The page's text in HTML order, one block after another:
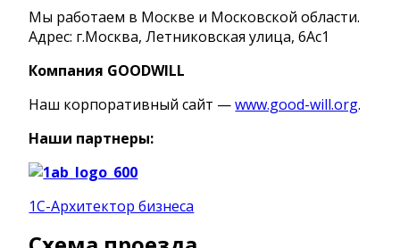
Мы работаем в Москве и Московской области.
Адрес: г.Москва, Летниковская улица, 6Ас1
Компания GOODWILL
Наш корпоративный сайт —www.good-will.org.
Наши партнеры:
1С-Архитектор бизнеса